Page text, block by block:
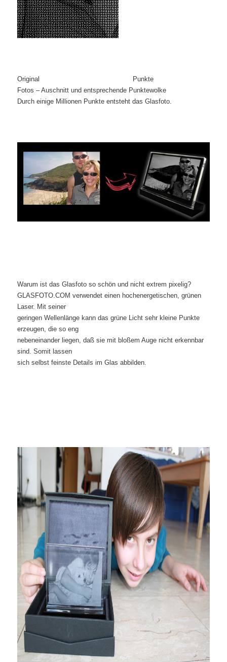
Original Punkte
Fotos – Auschnitt und entsprechende Punktewolke
Durch einige Millionen Punkte entsteht das Glasfoto.
Warum ist das Glasfoto so schön und nicht extrem pixelig?
GLASFOTO.COM verwendet einen hochenergetischen, grünen
Laser. Mit seiner
geringen Wellenlänge kann das grüne Licht sehr kleine Punkte
erzeugen, die so eng
nebeneinander liegen, daß sie mit bloßem Auge nicht erkennbar
sind. Somit lassen
sich selbst feinste Details im Glas abbilden.